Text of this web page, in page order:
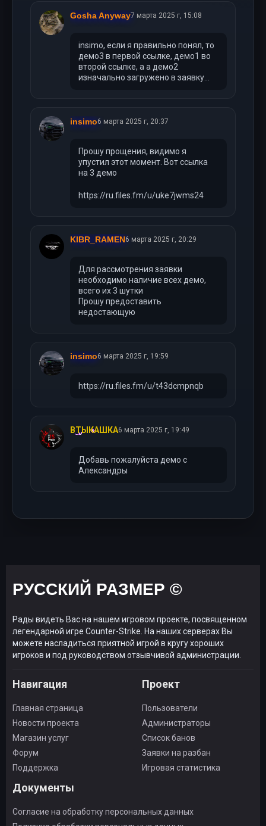
Gosha Anyway7 марта 2025 г, 15:08
insimo, если я правильно понял, то
демо3 в первой ссылке, демо1 во
второй ссылке, а а демо2
изначально загружено в заявку...
insimo6 марта 2025 г, 20:37
Прошу прощения, видимо я
упустил этот момент. Вот ссылка
на 3 демо
https://ru.files.fm/u/uke7jwms24
KIBR_RAMEN6 марта 2025 г, 20:29
Для рассмотрения заявки
необходимо наличие всех демо,
всего их 3 шутки
Прошу предоставить
недостающую
insimo6 марта 2025 г, 19:59
https://ru.files.fm/u/t43dcmpnqb
ВТЫКАШКА6 марта 2025 г, 19:49
Добавь пожалуйста демо с
Александры
РУССКИЙ РАЗМЕР ©
Рады видеть Вас на нашем игровом проекте, посвященном
легендарной игре Counter-Strike. На наших серверах Вы
можете насладиться приятной игрой в кругу хороших
игроков и под руководством отзывчивой администрации.
Навигация
Главная страница
Новости проекта
Магазин услуг
Форум
Поддержка
Проект
Пользователи
Администраторы
Список банов
Заявки на разбан
Игровая статистика
Документы
Согласие на обработку персональных данных